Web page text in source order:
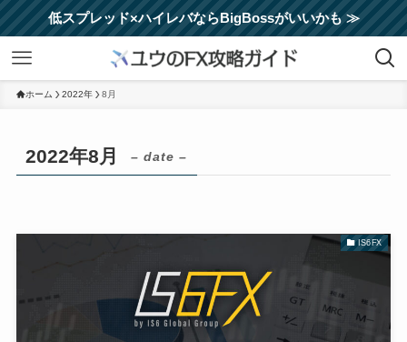
低スプレッド×ハイレバならBigBossがいいかも ≫
ホーム 2022年 8月
2022年8月 – date –
IS6FX